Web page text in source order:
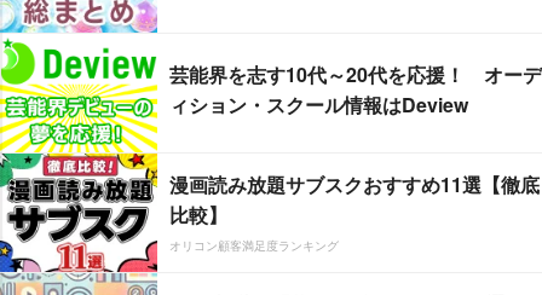
芸能界を志す10代～20代を応援！ オーデ
ィション・スクール情報はDeview
漫画読み放題サブスクおすすめ11選【徹底
比較】
オリコン顧客満足度ランキング